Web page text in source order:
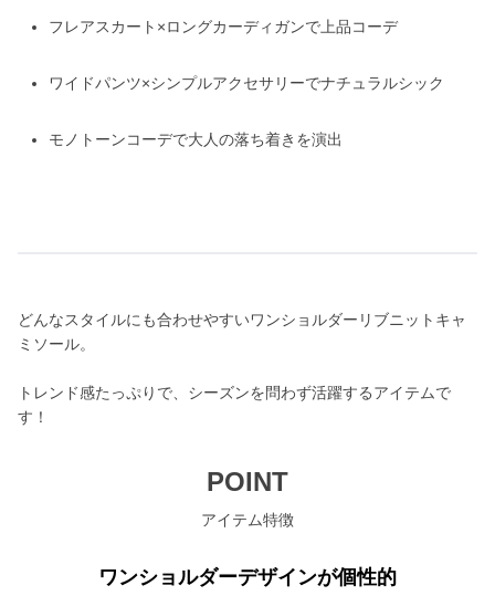
フレアスカート×ロングカーディガンで上品コーデ
ワイドパンツ×シンプルアクセサリーでナチュラルシック
モノトーンコーデで大人の落ち着きを演出
どんなスタイルにも合わせやすいワンショルダーリブニットキャ
ミソール。
トレンド感たっぷりで、シーズンを問わず活躍するアイテムで
す！
POINT
アイテム特徴
ワンショルダーデザインが個性的